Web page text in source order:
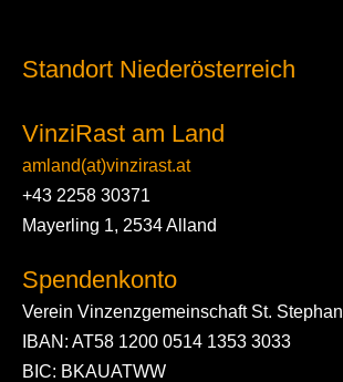
Standort Niederösterreich
VinziRast am Land
amland(at)vinzirast.at
+43 2258 30371
Mayerling 1, 2534 Alland
Spendenkonto
Verein Vinzenzgemeinschaft St. Stephan
IBAN: AT58 1200 0514 1353 3033
BIC: BKAUATWW